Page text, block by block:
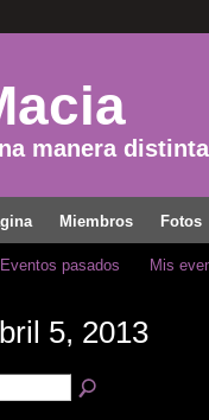
manera
Miembros Fotos
Eventos pasados Mis
5, 2013